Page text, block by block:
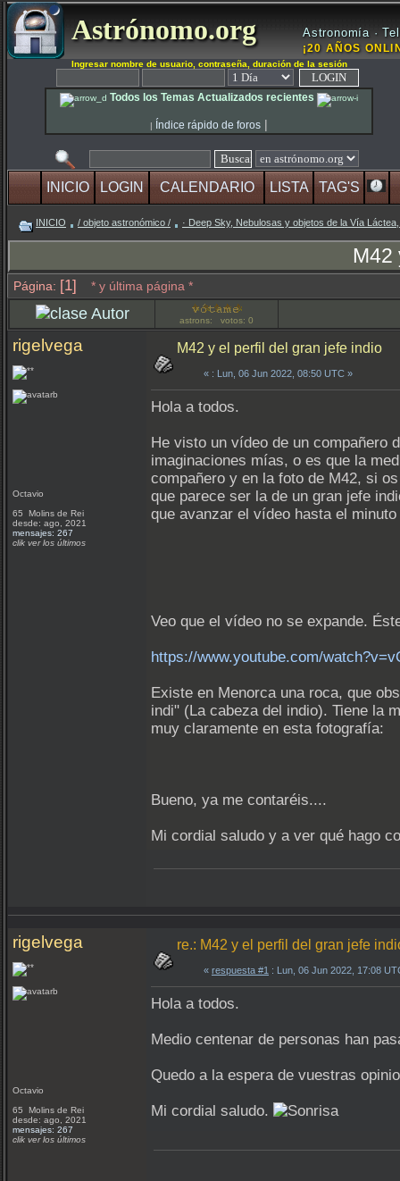
Astrónomo.org Astronomía ·
¡20 AÑOS
Ingresar nombre de usuario, contraseña, duración de la sesión
Todos los Temas Actualizados recientes
| Índice rápido de foros |
INICIO LOGIN CALENDARIO LISTA TAG'S
INICIO / objeto astronómico / · Deep Sky, Nebulosas y objetos de la Vía
M42
Página: [1] * y última página *
Autor astrons: votos: 0
rigelvega
Octavio
65 Molins de Rei
desde: ago, 2021
mensajes: 267
clik ver los últimos
M42 y el perfil del gran jefe indio
« : Lun, 06 Jun 2022, 08:50 UTC »
Hola a todos.
He visto un vídeo de un compañero
imaginaciones mías, o es que la
compañero y en la foto de M42, si
que parece ser la de un gran jefe
que avanzar el vídeo hasta el
Veo que el vídeo no se expande.
https://www.youtube.com/
Existe en Menorca una roca, que
indi" (La cabeza del indio). Tiene la
muy claramente en esta fotografía:
Bueno, ya me contaréis....
Mi cordial saludo y a ver qué hago
rigelvega
Octavio
65 Molins de Rei
desde: ago, 2021
mensajes: 267
clik ver los últimos
re.: M42 y el perfil del gran jefe
« respuesta #1 : Lun, 06 Jun 2022, 17:08
Hola a todos.
Medio centenar de personas han
Quedo a la espera de vuestras
Mi cordial saludo.